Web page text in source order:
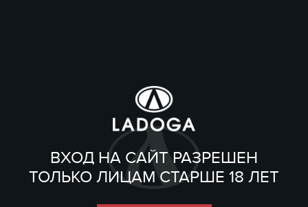
ВХОД НА САЙТ РАЗРЕШЕН
ТОЛЬКО ЛИЦАМ СТАРШЕ 18 ЛЕТ